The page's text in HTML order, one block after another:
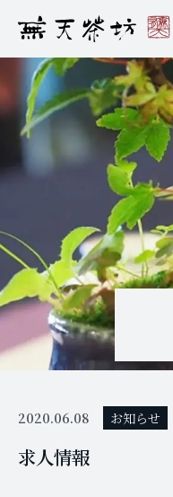
2020.06.08 お知らせ
求人情報